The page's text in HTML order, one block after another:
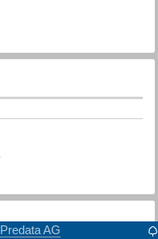
Predata AG